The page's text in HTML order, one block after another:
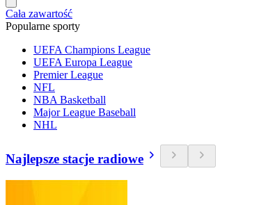
Cała zawartość
Popularne sporty
UEFA Champions League
UEFA Europa League
Premier League
NFL
NBA Basketball
Major League Baseball
NHL
Najlepsze stacje radiowe